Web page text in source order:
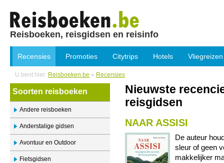
Reisboeken, reisgidsen en reisinfo
Recensies Promoties Citytrips Hotels Vliegreizen
U bent hier: Reisboeken.be » Recensies
Soorten reisboeken
Andere reisboeken
Anderstalige gidsen
Avontuur en Outdoor
Fietsgidsen
Nieuwste
reisgidsen
NAAR ASSISI
De auteur
sleur of geen
makkelijker